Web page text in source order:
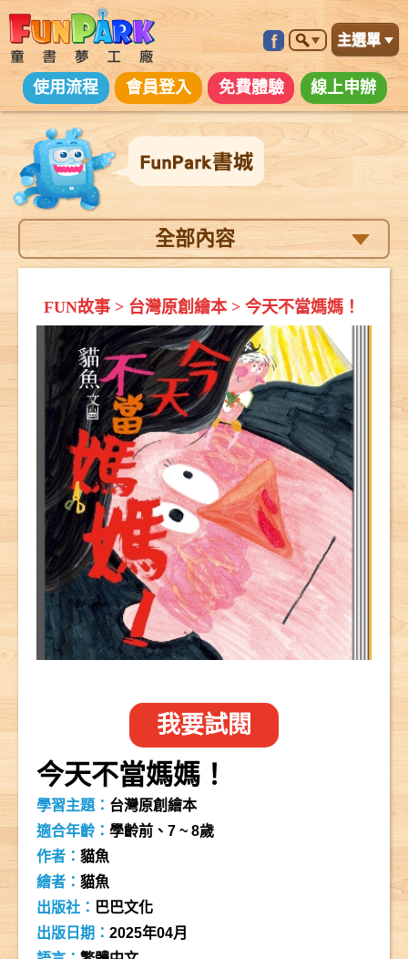
主選單
線上申辦
免費體驗
會員登入
使用流程
全部內容
FUN故事> 台灣原創繪本> 今天不當媽媽！
我要試閱
今天不當媽媽！
學習主題： 台灣原創繪本
適合年齡：學齡前、7 ~ 8歲
作者：貓魚
繪者：貓魚
出版社： 巴巴文化
出版日期：2025年04月